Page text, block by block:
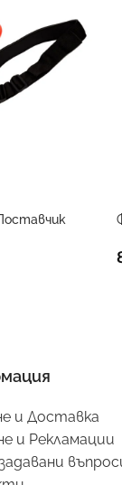
и Доставка
и Рекламации